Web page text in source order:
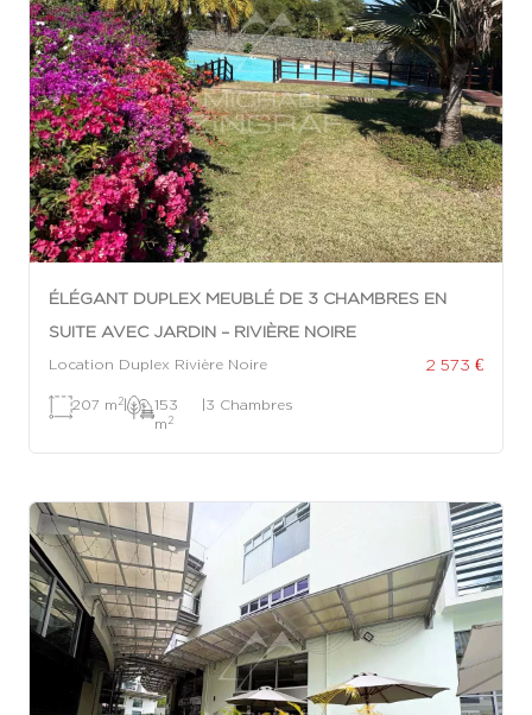
ÉLÉGANT DUPLEX MEUBLÉ DE 3 CHAMBRES EN
SUITE AVEC JARDIN – RIVIÈRE NOIRE
Location Duplex Rivière Noire 2 573 €
207 m 2|
153
m 2
|3 Chambres